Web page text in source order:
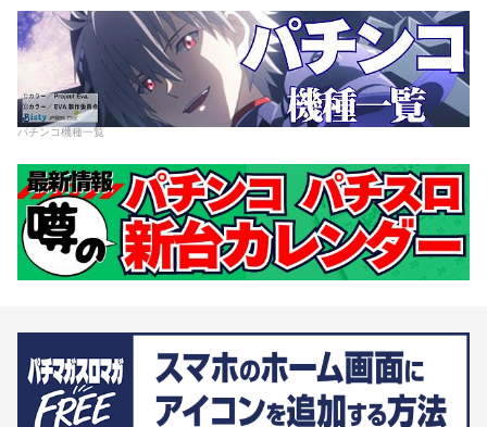
パチンコ機種一覧